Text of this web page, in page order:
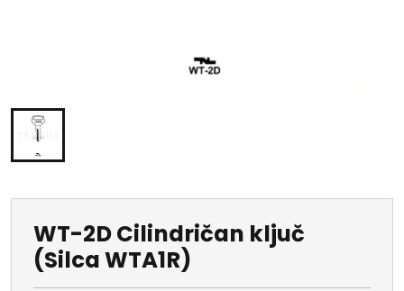
WT-2D Cilindričan ključ
(Silca WTA1R)